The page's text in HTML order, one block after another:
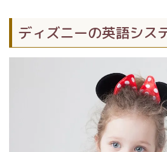
ディズニーの英語シス